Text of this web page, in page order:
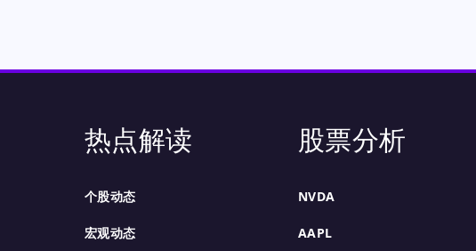
热点解读
个股动态
宏观动态
股票分析
NVDA
AAPL